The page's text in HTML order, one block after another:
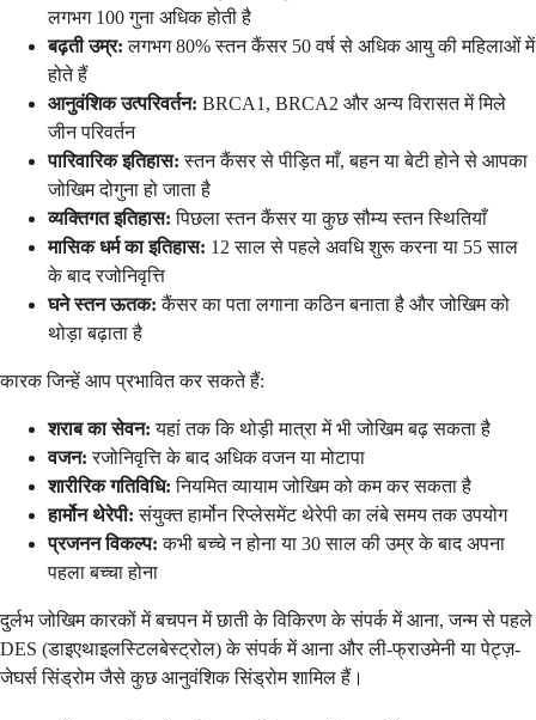
लगभग 100 गुना अधिक होती है
बढ़ती उम्र: लगभग 80% स्तन कैंसर 50 वर्ष से अधिक आयु की महिलाओं में
होते हैं
आनुवंशिक उत्परिवर्तन: BRCA1, BRCA2 और अन्य विरासत में मिले
जीन परिवर्तन
पारिवारिक इतिहास: स्तन कैंसर से पीड़ित माँ, बहन या बेटी होने से आपका
जोखिम दोगुना हो जाता है
व्यक्तिगत इतिहास: पिछला स्तन कैंसर या कुछ सौम्य स्तन स्थितियाँ
मासिक धर्म का इतिहास: 12 साल से पहले अवधि शुरू करना या 55 साल
के बाद रजोनिवृत्ति
घने स्तन ऊतक: कैंसर का पता लगाना कठिन बनाता है और जोखिम को
थोड़ा बढ़ाता है
कारक जिन्हें आप प्रभावित कर सकते हैं:
शराब का सेवन: यहां तक कि थोड़ी मात्रा में भी जोखिम बढ़ सकता है
वजन: रजोनिवृत्ति के बाद अधिक वजन या मोटापा
शारीरिक गतिविधि: नियमित व्यायाम जोखिम को कम कर सकता है
हार्मोन थेरेपी: संयुक्त हार्मोन रिप्लेसमेंट थेरेपी का लंबे समय तक उपयोग
प्रजनन विकल्प: कभी बच्चे न होना या 30 साल की उम्र के बाद अपना
पहला बच्चा होना
दुर्लभ जोखिम कारकों में बचपन में छाती के विकिरण के संपर्क में आना, जन्म से पहले
DES (डाइएथाइलस्टिलबेस्ट्रोल) के संपर्क में आना और ली-फ्राउमेनी या पेट्ज़-
जेघर्स सिंड्रोम जैसे कुछ आनुवंशिक सिंड्रोम शामिल हैं।